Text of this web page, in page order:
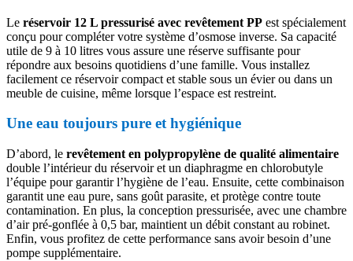
Le réservoir 12 L pressurisé avec revêtement PP est spécialement
conçu pour compléter votre système d’osmose inverse. Sa capacité
utile de 9 à 10 litres vous assure une réserve suffisante pour
répondre aux besoins quotidiens d’une famille. Vous installez
facilement ce réservoir compact et stable sous un évier ou dans un
meuble de cuisine, même lorsque l’espace est restreint.
Une eau toujours pure et hygiénique
D’abord, le revêtement en polypropylène de qualité alimentaire
double l’intérieur du réservoir et un diaphragme en chlorobutyle
l’équipe pour garantir l’hygiène de l’eau. Ensuite, cette combinaison
garantit une eau pure, sans goût parasite, et protège contre toute
contamination. En plus, la conception pressurisée, avec une chambre
d’air pré-gonflée à 0,5 bar, maintient un débit constant au robinet.
Enfin, vous profitez de cette performance sans avoir besoin d’une
pompe supplémentaire.